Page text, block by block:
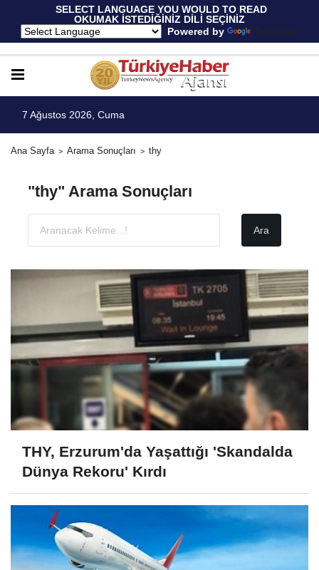
SELECT LANGUAGE YOU WOULD TO READ
OKUMAK İSTEDİĞİNİZ DİLİ SEÇİNİZ
Powered by
Translate
7 Ağustos 2026, Cuma
Ana Sayfa Arama Sonuçları thy
"thy" Arama Sonuçları
THY, Erzurum'da Yaşattığı 'Skandalda
Dünya Rekoru' Kırdı